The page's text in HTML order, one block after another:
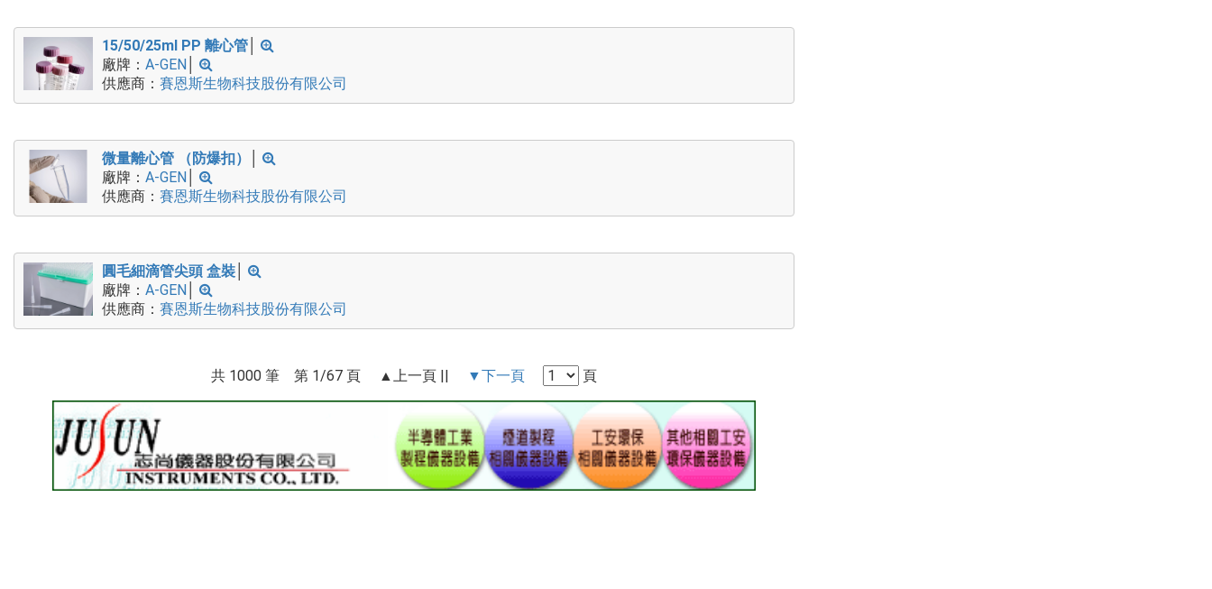
15/50/25ml PP 離心管
廠牌： A-GEN
供應商： 賽恩斯生物科技股份有限公司
微量離心管 （防爆扣）
廠牌： A-GEN
供應商： 賽恩斯生物科技股份有限公司
圓毛細滴管尖頭 盒裝
廠牌： A-GEN
供應商： 賽恩斯生物科技股份有限公司
共 1000 筆 第 1/67 頁 ▲上一頁 || ▼下一頁 頁